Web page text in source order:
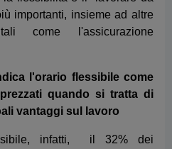
infatti, il 32% dei
“lavorare da ovunque” un
collocandolo al terzo
consolidato come il diritto
invece al di sopra dei
mensa aziendale a prezzi